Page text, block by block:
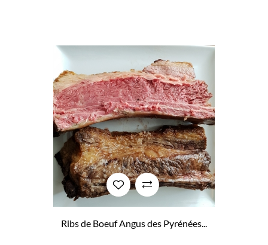
Ribs de Boeuf Angus des Pyrénées...